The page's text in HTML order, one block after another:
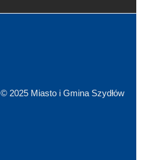
© 2025 Miasto i Gmina Szydłów